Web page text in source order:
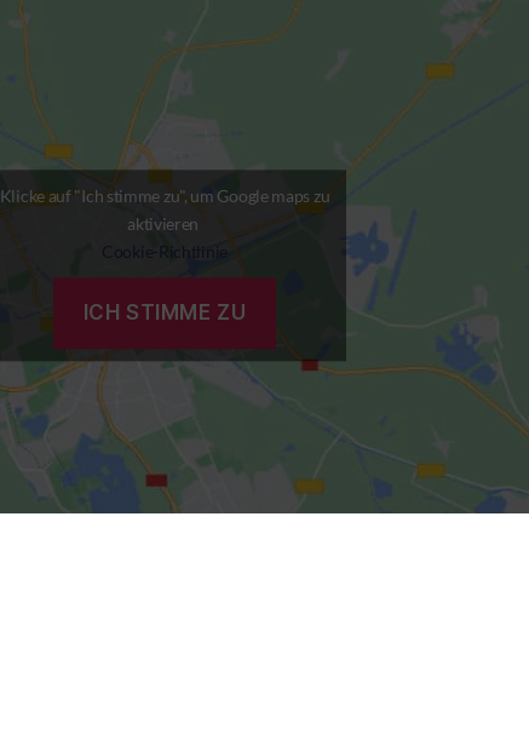
Klicke auf "Ich stimme zu", um Google maps zu
aktivieren
Cookie-Richtlinie
ICH STIMME ZU